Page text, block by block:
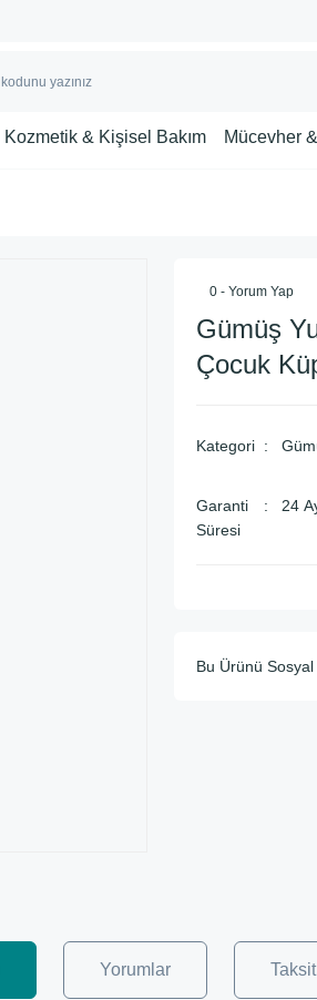
Kozmetik & Kişisel Bakım Mücevher
0 - Yorum Yap
Gümüş
Çocuk
Kategori
Garanti
Süresi
24
Bu Ürünü
Yorumlar